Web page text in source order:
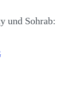
und Sohrab: